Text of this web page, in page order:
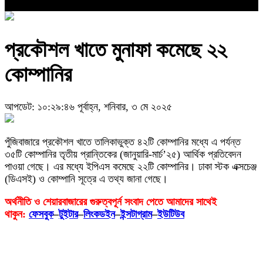
প্রকৌশল খাতে মুনাফা কমেছে ২২
কোম্পানির
আপডেট: ১০:২৯:৪৬ পূর্বাহ্ন, শনিবার, ৩ মে ২০২৫
পুঁজিবাজারে প্রকৌশল খাতে তালিকাভুক্ত ৪২টি কোম্পানির মধ্যে এ পর্যন্ত
৩৫টি কোম্পানির তৃতীয় প্রান্তিকের (জানুয়ারি-মার্চ’২৫) আর্থিক প্রতিবেদন
পাওয়া গেছে। এর মধ্যে ইপিএস কমেছে ২২টি কোম্পানির। ঢাকা স্টক এক্সচেঞ্জ
(ডিএসই) ও কোম্পানি সূত্রে এ তথ্য জানা গেছে।
অর্থনীতি ও শেয়ারবাজারের গুরুত্বপূর্ন সংবাদ পেতে আমাদের সাথেই
থাকুন: ফেসবুক–টুইটার–লিংকডইন–ইন্সটাগ্রাম–ইউটিউব